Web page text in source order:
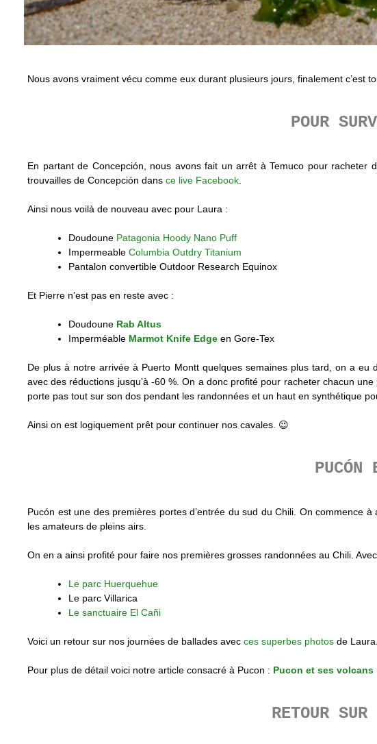
Nous avons vraiment vécu comme eux durant plusieurs jours, finalement c’est
POUR
En partant de Concepción, nous avons fait un arrêt à Temuco pour
trouvailles de Concepción dans ce live Facebook
Ainsi nous voilà de nouveau avec pour Laura :
Doudoune Patagonia Hoody Nano Puff
Impermeable Columbia Outdry Titanium
Pantalon convertible Outdoor Research Equinox
Et Pierre n’est pas en reste avec :
Doudoune Rab Altus
Imperméable Marmot Knife Edge en Gore-Tex
De plus à notre arrivée à Puerto Montt quelques semaines plus tard, on a eu
avec des réductions jusqu’à -60 %. On a donc profité pour racheter chacun
porte pas tout sur son dos pendant les randonnées et un haut en synthétique
Ainsi on est logiquement prêt pour continuer nos cavales. 😉
PUCÓN
Pucón est une des premières portes d’entrée du sud du Chili. On commence
les amateurs de pleins airs.
On en a ainsi profité pour faire nos premières grosses randonnées au Chili.
Le parc Huerquehue
Le parc Villarica
Le sanctuaire El Cañi
Voici un retour sur nos journées de ballades avec ces superbes photos de
Pour plus de détail voici notre article consacré à Pucon : Pucon et ses volcans
RETOUR